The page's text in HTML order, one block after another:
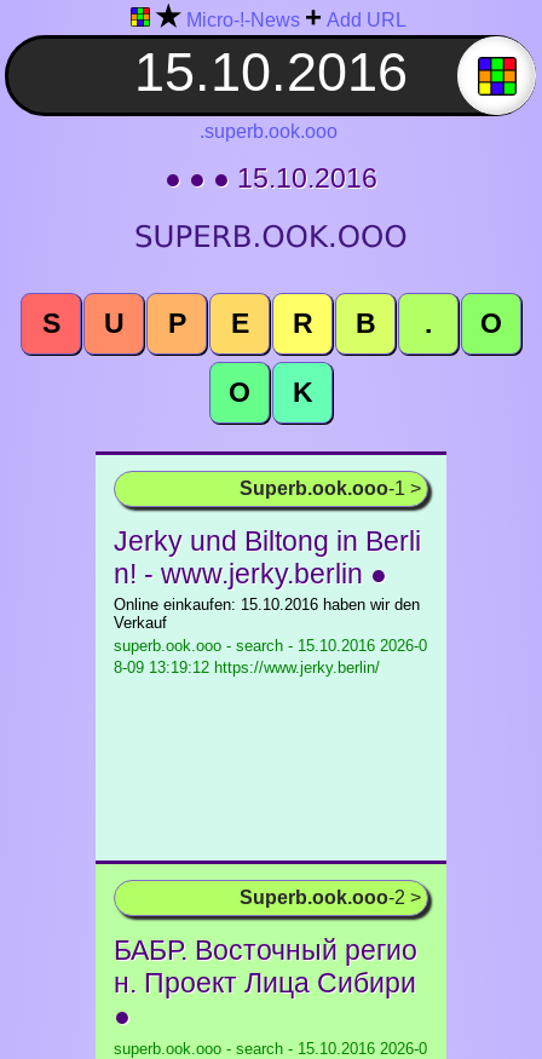
★ Micro-!-News + Add URL
.superb.ook.ooo
● ● ● 15.10.2016
S U P E R B . O
O K
Superb.ook.ooo-1 >
Jerky und Biltong in Berli
n! - www.jerky.berlin ●
Online einkaufen: 15.10.2016 haben wir den
Verkauf
superb.ook.ooo - search - 15.10.2016 2026-0
8-09 13:19:12 https://www.jerky.berlin/
Superb.ook.ooo-2 >
БАБР. Восточный регио
н. Проект Лица Сибири
●
superb.ook.ooo - search - 15.10.2016 2026-0